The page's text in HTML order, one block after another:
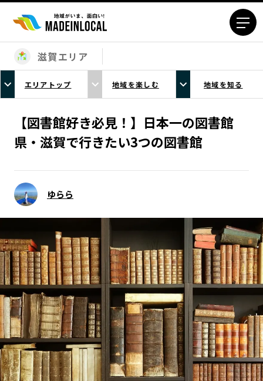
エリアから探す
北海道エリア
青森エリア
岩手エリア
宮城エリア
秋田エリア
山形エリア
福島エリア
茨城エリア
栃木エリア
群馬エリア
埼玉エリア
東京23区エリア
富山エリア
福井エリア
山梨エリア
長野エリア
岐阜エリア
静岡エリア
愛知エリア
三重エリア
滋賀エリア
京都エリア
大阪市エリア
北摂エリア
堺・泉州エリア
河内エリア
兵庫エリア
滋賀エリア
エリアトップ 地域を楽しむ 地域を知る
【図書館好き必見！】日本一の図書館
県・滋賀で行きたい3つの図書館
ゆらら